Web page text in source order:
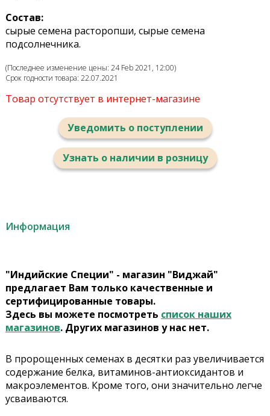
Состав:
сырые семена расторопши, сырые семена
подсолнечника.
(Последнее изменение цены: 24 Feb 2021, 12:00)
Срок годности товара: 22.07.2021
Товар отсутствует в интернет-магазине
Уведомить о поступлении
Узнать о наличии в розницу
Информация
"Индийские Специи" - магазин "Виджай"
предлагает Вам только качественные и
сертифицированные товары.
Здесь вы можете посмотреть список наших
магазинов. Других магазинов у нас нет.
В пророщенных семенах в десятки раз увеличивается
содержание белка, витаминов-антиоксидантов и
макроэлементов. Кроме того, они значительно легче
усваиваются.